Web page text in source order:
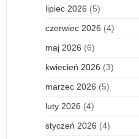
lipiec 2026 (5)
czerwiec 2026 (4)
maj 2026 (6)
kwiecień 2026 (3)
marzec 2026 (5)
luty 2026 (4)
styczeń 2026 (4)